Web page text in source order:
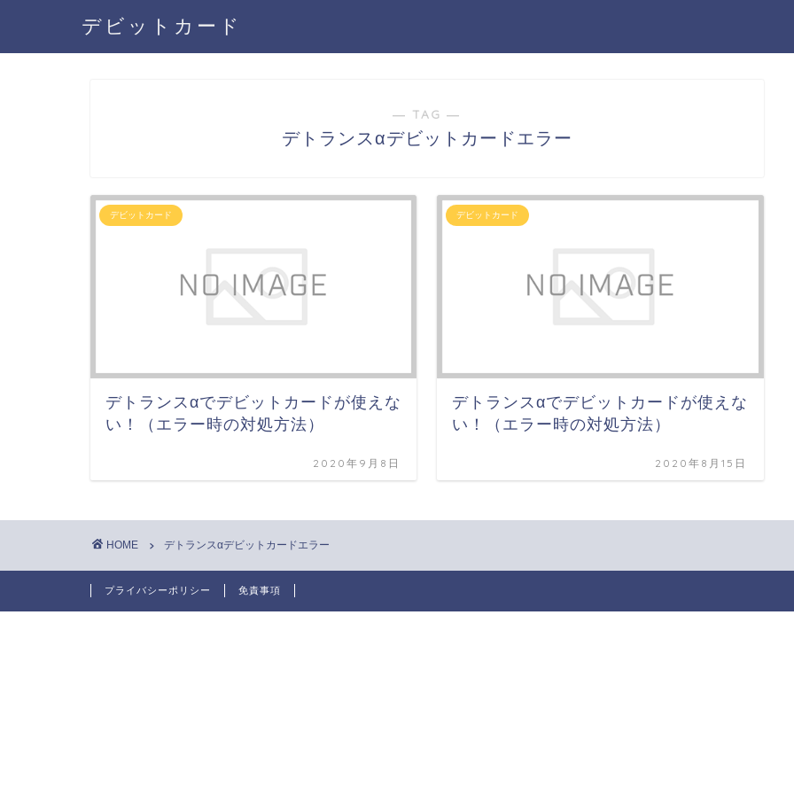
デビットカード
― TAG ―
デトランスαデビットカードエラー
デビットカード
デトランスαでデビットカードが使えな
い！（エラー時の対処方法）
2020年9月8日
デビットカード
デトランスαでデビットカードが使えな
い！（エラー時の対処方法）
2020年8月15日
HOME デトランスαデビットカードエラー
プライバシーポリシー 免責事項